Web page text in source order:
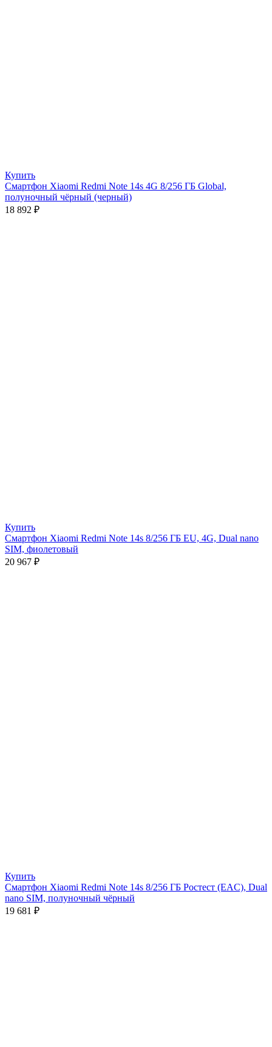
Купить
Смартфон Xiaomi Redmi Note 14s 4G 8/256 ГБ Global,
полуночный чёрный (черный)
18 892 ₽
Купить
Смартфон Xiaomi Redmi Note 14s 8/256 ГБ EU, 4G, Dual nano
SIM, фиолетовый
20 967 ₽
Купить
Смартфон Xiaomi Redmi Note 14s 8/256 ГБ Ростест (EAC), Dual
nano SIM, полуночный чёрный
19 681 ₽